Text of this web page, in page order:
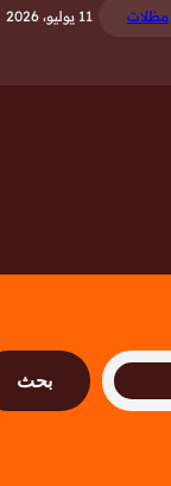
مظلات 11 يوليو، 2026
بحث